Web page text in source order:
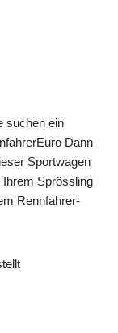
suchen ein
Dann
Sportwagen
Ihrem Sprössling
Rennfahrer-